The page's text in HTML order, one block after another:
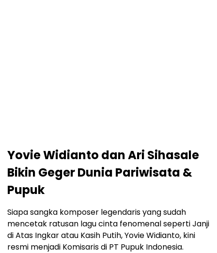
Yovie Widianto dan Ari Sihasale
Bikin Geger Dunia Pariwisata &
Pupuk
Siapa sangka komposer legendaris yang sudah
mencetak ratusan lagu cinta fenomenal seperti Janji
di Atas Ingkar atau Kasih Putih, Yovie Widianto, kini
resmi menjadi Komisaris di PT Pupuk Indonesia.